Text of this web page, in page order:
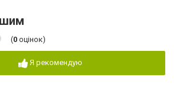
(0 оцінок)
Я рекомендую